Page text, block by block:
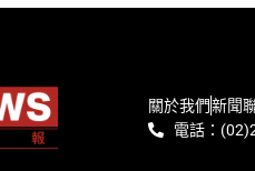
關於我們新聞
電話：